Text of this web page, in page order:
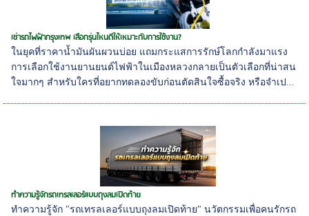
เช่ารถไฟฟ้ากรุงเทพ เลือกรุ่นไหนดีให้เหมาะกับการใช้งาน?
ในยุคที่ราคาน้ำมันผันผวนบ่อย แถมกระแสการรักษ์โลกกำลังมาแรง
การเลือกใช้งานยานยนต์ไฟฟ้าในเมืองหลวงกลายเป็นตัวเลือกที่น่าสน
ใจมากๆ สำหรับใครที่อยากทดลองขับก่อนตัดสินใจซื้อจริง หรือจำเป...
ทำความรู้จักรถเทรลเลอร์แบบถุงลมเปิดท้าย
ทำความรู้จัก "รถเทรลเลอร์แบบถุงลมเปิดท้าย" นวัตกรรมเพื่อคนรักรถ